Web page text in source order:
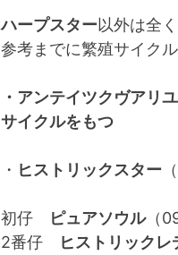
ハープスター以外は全
参考までに繁殖サイク
・アンテイツクヴアリ
サイクルをもつ
・ ヒストリックスター
初仔 ピュアソウル（
2番仔
ヒストリックレ